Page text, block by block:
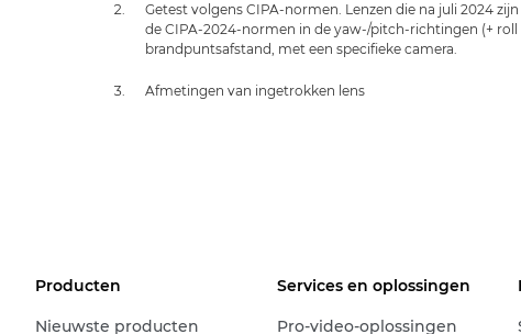
Getest volgens CIPA-normen. Lenzen die na juli 2024
de CIPA-2024-normen in de yaw-/pitch-richtingen (+ roll
brandpuntsafstand, met een specifieke camera.
Afmetingen van ingetrokken lens
Producten
Nieuwste producten
Services en oplossingen
Pro-video-oplossingen